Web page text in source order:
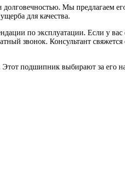
Мы предлагаем
для качества.
по эксплуатации. Если у
звонок. Консультант
Этот подшипник выбирают за его